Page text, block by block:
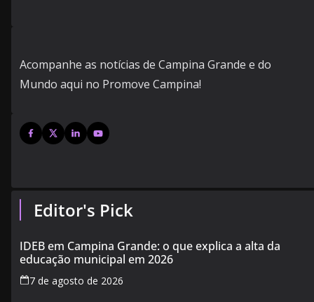
Acompanhe as notícias de Campina Grande e do
Mundo aqui no Promove Campina!
Editor's Pick
IDEB em Campina Grande: o que explica a alta da
educação municipal em 2026
7 de agosto de 2026